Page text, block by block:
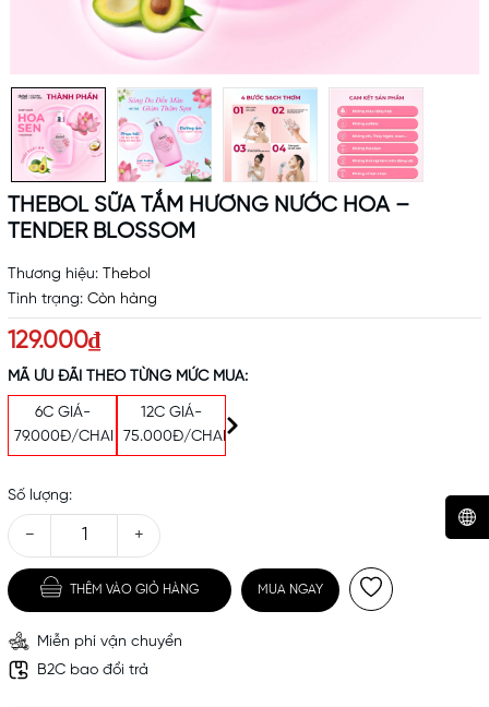
THEBOL SỮA TẮM HƯƠNG NƯỚC HOA –
TENDER BLOSSOM
Thương hiệu: Thebol
Tình trạng: Còn hàng
129.000₫
MÃ ƯU ĐÃI THEO TỪNG MỨC MUA:
6C GIÁ-
79.000Đ/CHAI
12C GIÁ-
75.000Đ/CHAI
Số lượng:
− +
THÊM VÀO GIỎ HÀNG MUA NGAY
Miễn phí vận chuyển
B2C bao đổi trả
Mã khuyến mãi:
Điều kiện: